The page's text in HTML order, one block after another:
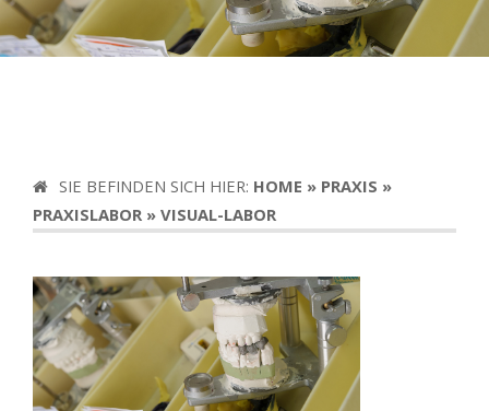
SIE BEFINDEN SICH HIER: HOME » PRAXIS »
PRAXISLABOR » VISUAL-LABOR